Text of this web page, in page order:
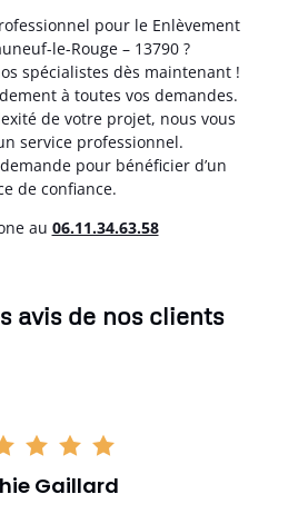
pour le Enlèvement
le-Rouge – 13790 ?
spécialistes dès maintenant !
à toutes vos demandes.
de votre projet, nous vous
service professionnel.
pour bénéficier d’un
de confiance.
au 06.11.34.63.58
avis de nos clients
Gaillard